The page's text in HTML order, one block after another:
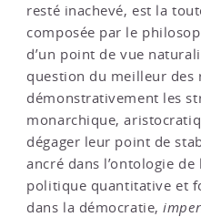
resté inachevé, est la
composée par le
d’un point de vue
question du meilleur des
démonstrativement les
monarchique,
dégager leur point de
ancré dans l’ontologie
politique quantitative et
dans la démocratie,